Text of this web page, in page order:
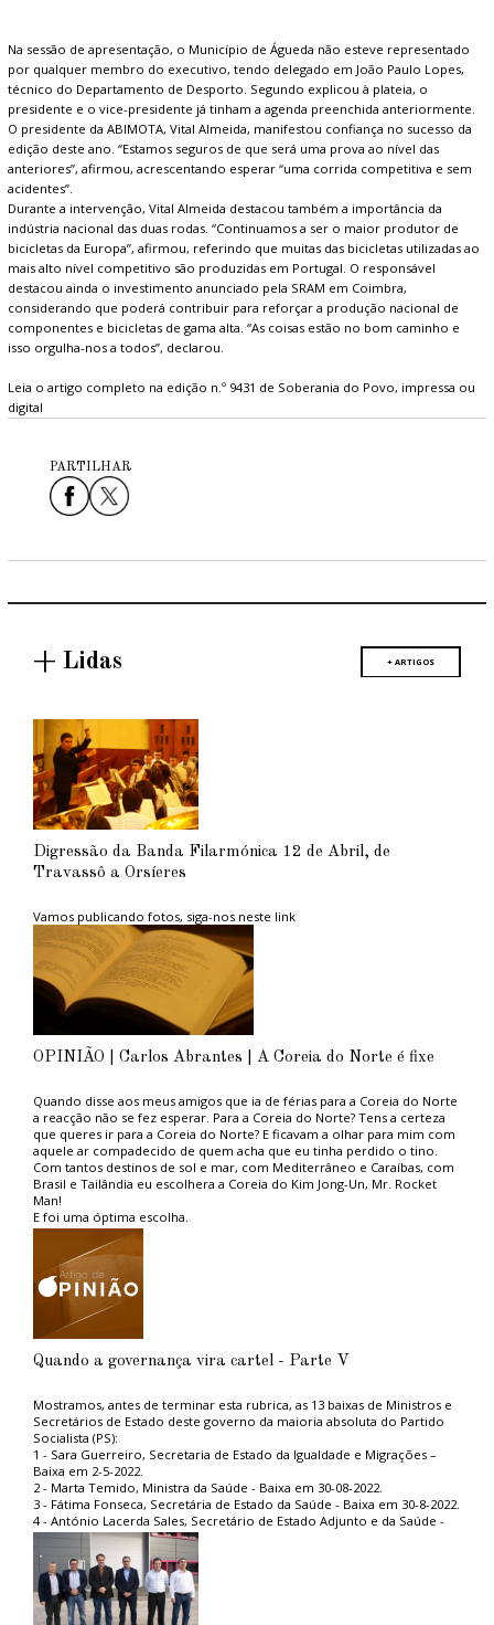
Na sessão de apresentação, o Município de Águeda não esteve representado
por qualquer membro do executivo, tendo delegado em João Paulo Lopes,
técnico do Departamento de Desporto. Segundo explicou à plateia, o
presidente e o vice-presidente já tinham a agenda preenchida anteriormente.
O presidente da ABIMOTA, Vital Almeida, manifestou confiança no sucesso da
edição deste ano. “Estamos seguros de que será uma prova ao nível das
anteriores”, afirmou, acrescentando esperar “uma corrida competitiva e sem
acidentes”.
Durante a intervenção, Vital Almeida destacou também a importância da
indústria nacional das duas rodas. “Continuamos a ser o maior produtor de
bicicletas da Europa”, afirmou, referindo que muitas das bicicletas utilizadas ao
mais alto nível competitivo são produzidas em Portugal. O responsável
destacou ainda o investimento anunciado pela SRAM em Coimbra,
considerando que poderá contribuir para reforçar a produção nacional de
componentes e bicicletas de gama alta. “As coisas estão no bom caminho e
isso orgulha-nos a todos”, declarou.
Leia o artigo completo na edição n.º 9431 de Soberania do Povo, impressa ou
digital
PARTILHAR
+ Lidas + ARTIGOS
Digressão da Banda Filarmónica 12 de Abril, de
Travassô a Orsíeres
Vamos publicando fotos, siga-nos neste link
OPINIÃO | Carlos Abrantes | A Coreia do Norte é fixe
Quando disse aos meus amigos que ia de férias para a Coreia do Norte
a reacção não se fez esperar. Para a Coreia do Norte? Tens a certeza
que queres ir para a Coreia do Norte? E ficavam a olhar para mim com
aquele ar compadecido de quem acha que eu tinha perdido o tino.
Com tantos destinos de sol e mar, com Mediterrâneo e Caraíbas, com
Brasil e Tailândia eu escolhera a Coreia do Kim Jong-Un, Mr. Rocket
Man!
E foi uma óptima escolha.
Aconselho aos ambientalistas do PAN, tão na moda, e aos amantes das
grandes causas politicamente correctas, uma estadia naquele paraíso
ambiental. Não sofrerão com os engarrafamentos das grandes
metrópoles capitalistas porque em Pyongyang, a capital, praticamente
não circulam automóveis, nem camiões, nem autocarros. Emissões de
carbono zero, ou quase.
Em contrapartida vê-se muita gente a pé, a caminho do trabalho ou de
lado nenhum, promovendo um estilo de vida saudável, sem
complicações cardiovasculares ou de diabetes. À excepção do
que, desse modo, pode dispensar a existência de serviço nacional de
saúde.
Também o regime alimentar muito frugal, pobre em hidratos de
carbono, proteínas, gorduras e açúcares, com consumo de carnes
vermelhas zero, é um exemplo para o mundo. Daí que seja seguido de
perto pela comunidade científica, nomeadamente pela Universidade
de Coimbra que, numa atitude pioneira e esclarecida decretou a
proibição do consumo de carne de bovino nas cantinas estudantis.
Há, no entanto, um “mas” que perturbará os nossos amigos do PAN. Os
Norte coreanos gostam, e consomem, carne de cão. Em ocasiões
especiais, é certo, mas comem cão. Sopa de cão, cão guisado, cão
frito, mil maneiras de cozinhar cão... Tal como o PAN eles também
gostam de animais. Têm uma forma diferente de gostar, mas que
gostam, gostam!
Quando a governança vira cartel - Parte V
Mostramos, antes de terminar esta rubrica, as 13 baixas de Ministros e
Secretários de Estado deste governo da maioria absoluta do Partido
Socialista (PS):
1 - Sara Guerreiro, Secretaria de Estado da Igualdade e Migrações –
Baixa em 2-5-2022.
2 - Marta Temido, Ministra da Saúde - Baixa em 30-08-2022.
3 - Fátima Fonseca, Secretária de Estado da Saúde - Baixa em 30-8-2022.
4 - António Lacerda Sales, Secretário de Estado Adjunto e da Saúde -
Baixa em 30-8-2022.
5 - Miguel Alves, Secretário de Estado adjunto do primeiro-ministro -
Baixa em 10-11-2022.
6 - Rita Marques, Secretária de Estado do Turismo - Baixa em 29-11-
2022.
7 - João Neves, Secretário de Estado Adjunto e da Economia - Baixa em